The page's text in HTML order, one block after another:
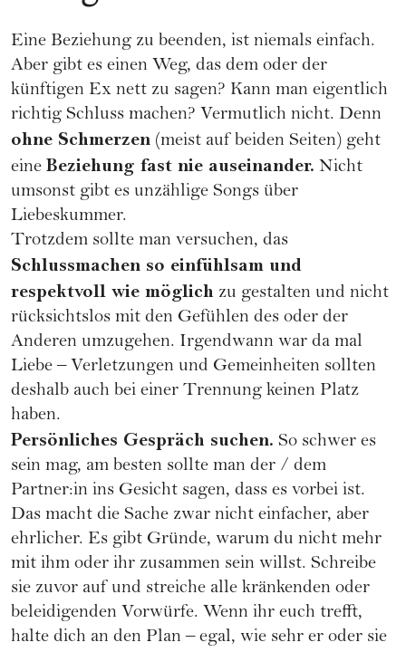
Eine Beziehung zu beenden, ist niemals einfach.
Aber gibt es einen Weg, das dem oder der
künftigen Ex nett zu sagen? Kann man eigentlich
richtig Schluss machen? Vermutlich nicht. Denn
ohne Schmerzen (meist auf beiden Seiten) geht
eine Beziehung fast nie auseinander. Nicht
umsonst gibt es unzählige Songs über
Liebeskummer.
Trotzdem sollte man versuchen, das
Schlussmachen so einfühlsam und
respektvoll wie möglich zu gestalten und nicht
rücksichtslos mit den Gefühlen des oder der
Anderen umzugehen. Irgendwann war da mal
Liebe – Verletzungen und Gemeinheiten sollten
deshalb auch bei einer Trennung keinen Platz
haben.
Persönliches Gespräch suchen. So schwer es
sein mag, am besten sollte man der / dem
Partner:in ins Gesicht sagen, dass es vorbei ist.
Das macht die Sache zwar nicht einfacher, aber
ehrlicher. Es gibt Gründe, warum du nicht mehr
mit ihm oder ihr zusammen sein willst. Schreibe
sie zuvor auf und streiche alle kränkenden oder
beleidigenden Vorwürfe. Wenn ihr euch trefft,
halte dich an den Plan – egal, wie sehr er oder sie